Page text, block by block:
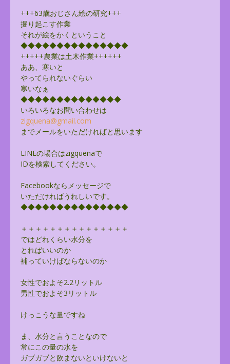
+++63歳おじさん絵の研究+++
掘り起こす作業
それが絵をかくということ
◆◆◆◆◆◆◆◆◆◆◆◆◆◆◆
+++++農業は土木作業++++++
ああ、寒いと
やってられないぐらい
寒いなぁ
◆◆◆◆◆◆◆◆◆◆◆◆◆◆
いろいろなお問い合わせは
zigquena@gmail.com
までメールをいただければと思います
LINEの場合はzigquenaで
IDを検索してください。
Facebookならメッセージで
いただければうれしいです。
◆◆◆◆◆◆◆◆◆◆◆◆◆◆◆
＋＋＋＋＋＋＋＋＋＋＋＋＋＋＋
ではどれくらい水分を
とればいいのか
補っていけばならないのか
女性でおよそ2.2リットル
男性でおよそ3リットル
けっこうな量ですね
ま、水分と言うことなので
常にこの量の水を
ガブガブと飲まないといけないと